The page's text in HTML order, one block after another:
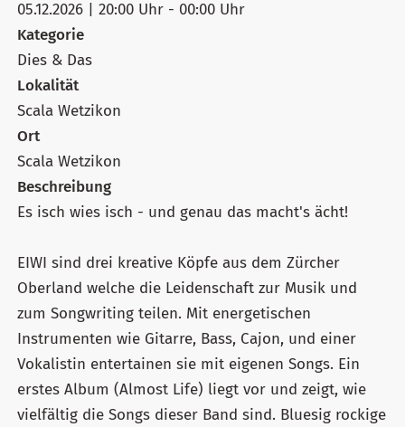
05.12.2026 | 20:00 Uhr - 00:00 Uhr
Kategorie
Dies & Das
Lokalität
Scala Wetzikon
Ort
Scala Wetzikon
Beschreibung
Es isch wies isch - und genau das macht's ächt!
EIWI sind drei kreative Köpfe aus dem Zürcher
Oberland welche die Leidenschaft zur Musik und
zum Songwriting teilen. Mit energetischen
Instrumenten wie Gitarre, Bass, Cajon, und einer
Vokalistin entertainen sie mit eigenen Songs. Ein
erstes Album (Almost Life) liegt vor und zeigt, wie
vielfältig die Songs dieser Band sind. Bluesig rockige